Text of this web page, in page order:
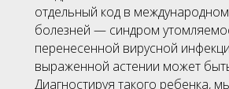
отдельный код в
болезней — синдром
перенесенной вирусной
выраженной астении может
Диагностируя такого ребенка,